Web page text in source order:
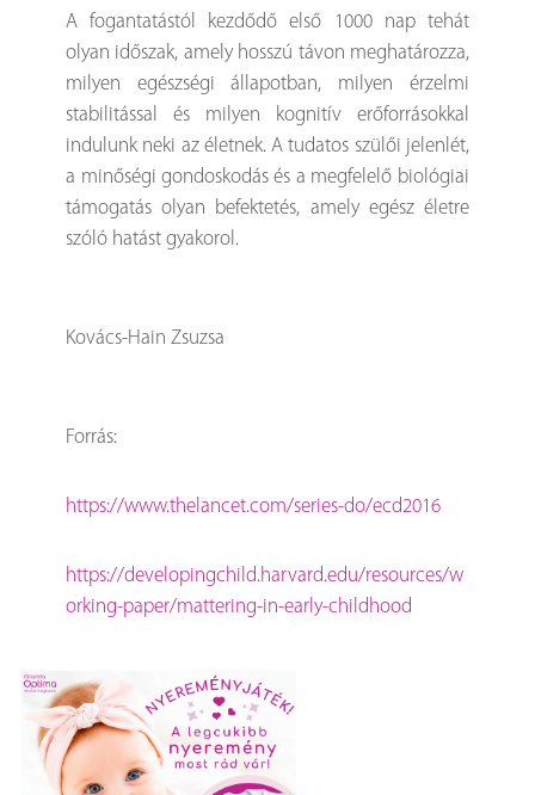
A fogantatástól kezdődő első 1000 nap tehát
olyan időszak, amely hosszú távon meghatározza,
milyen egészségi állapotban, milyen érzelmi
stabilitással és milyen kognitív erőforrásokkal
indulunk neki az életnek. A tudatos szülői jelenlét,
a minőségi gondoskodás és a megfelelő biológiai
támogatás olyan befektetés, amely egész életre
szóló hatást gyakorol.
Kovács-Hain Zsuzsa
Forrás:
https://www.thelancet.com/series-do/ecd2016
https://developingchild.harvard.edu/resources/w
orking-paper/mattering-in-early-childhood